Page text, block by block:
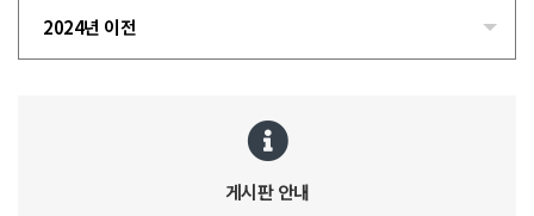
2024년 이전
게시판 안내